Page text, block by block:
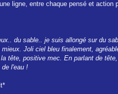
ligne, entre chaque pensé et action
du sable.. je suis allongé sur du
Joli ciel bleu finalement,
tête, positive mec. En parlant de
de l'eau !